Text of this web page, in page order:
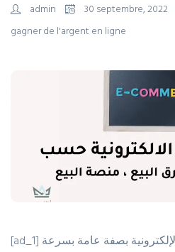
admin 30 septembre, 2022
gagner de l'argent en ligne
[ad_1] نمت جميع أنواع التجارة الإلكترونية بصفة عامة بسرعة